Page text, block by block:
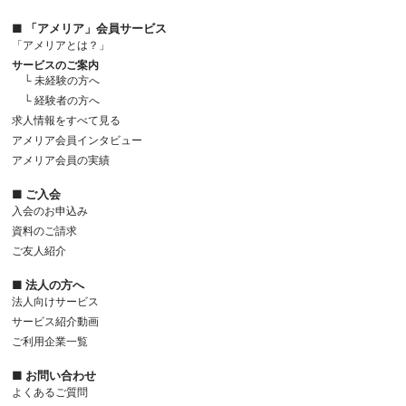
■ 「アメリア」会員サービス
「アメリアとは？」
サービスのご案内
└ 未経験の方へ
└ 経験者の方へ
求人情報をすべて見る
アメリア会員インタビュー
アメリア会員の実績
■ ご入会
入会のお申込み
資料のご請求
ご友人紹介
■ 法人の方へ
法人向けサービス
サービス紹介動画
ご利用企業一覧
■ お問い合わせ
よくあるご質問